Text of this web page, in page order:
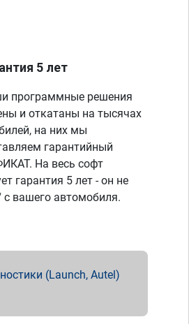
5 лет
программные решения
и откатаны на тысячах
на них мы
гарантийный
На весь софт
гарантия 5 лет - он не
с вашего автомобиля.
(Launch, Autel)